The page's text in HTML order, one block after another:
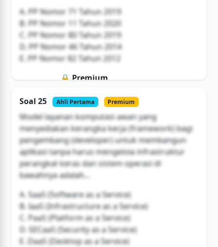
A. PP Nomor 71 Tahun 2019
B. PP Nomor 11 Tahun 2020
C. PP Nomor 80 Tahun 2019
D. PP Nomor 46 Tahun 2014
E. PP Nomor 82 Tahun 2012
🔒 Premium
Buka Akses
Soal 25 Ahli Pertama Premium
Model layanan komputasi awan yang
menyediakan kerangka kerja (framework) bagi
pengembang (developer) untuk membangun
aplikasi tanpa harus mengelola infrastruktur
perangkat keras dan sistem operasi di
bawahnya adalah...
A. SaaS (Software as a Service)
B. IaaS (Infrastructure as a Service)
C. PaaS (Platform as a Service)
D. SECaaS (Security as a Service)
E. DaaS (Desktop as a Service)